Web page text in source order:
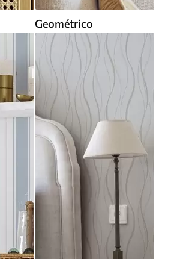
Geométrico